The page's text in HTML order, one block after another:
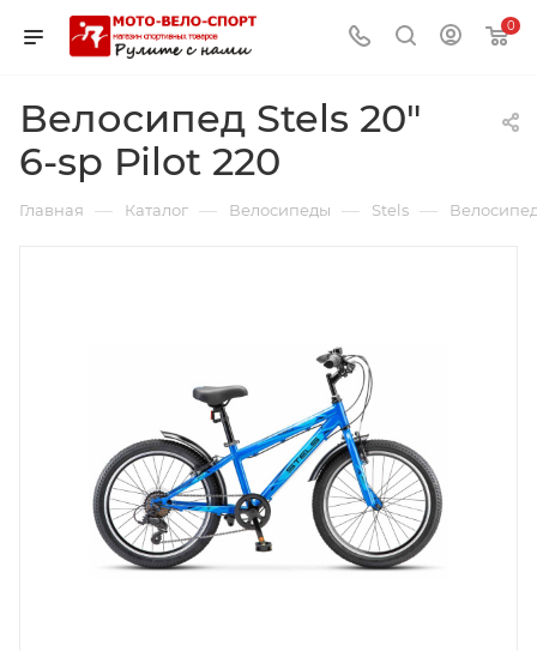
0
Велосипед Stels 20"
6-sp Pilot 220
Главная — Каталог — Велосипеды — Stels —